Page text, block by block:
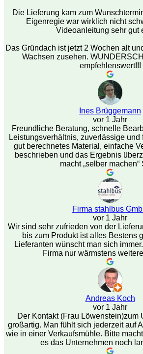
Die Lieferung kam zum
Eigenregie war wirklich nicht
Videoanleitung sehr gut
Das Gründach ist jetzt 2 Wochen alt
Wachsen zusehen.
empfehlenswert!!!
Ines Brüggemann
vor 1 Jahr
Freundliche Beratung, schnelle
Leistungsverhältnis, zuverlässige
gut berechnetes Material, einfache
beschrieben und das Ergebnis
macht „selber machen“
Firma stahlbus
vor 1 Jahr
Wir sind sehr zufrieden von der
bis zum Produkt ist alles Bestens
Lieferanten wünscht man sich
Firma nur wärmstens
Andreas Koch
vor 1 Jahr
Der Kontakt (Frau Löwenstein)zum
großartig. Man fühlt sich jederzeit auf
wie in einer Verkaufsmühle. Bitte
es das Unternehmen noch